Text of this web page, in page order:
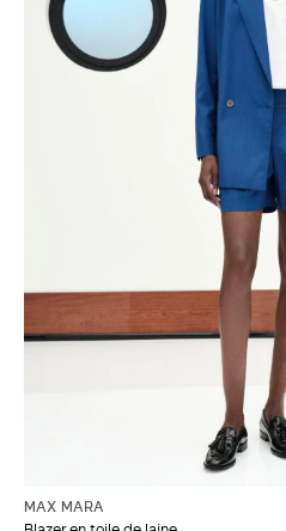
MAX MARA